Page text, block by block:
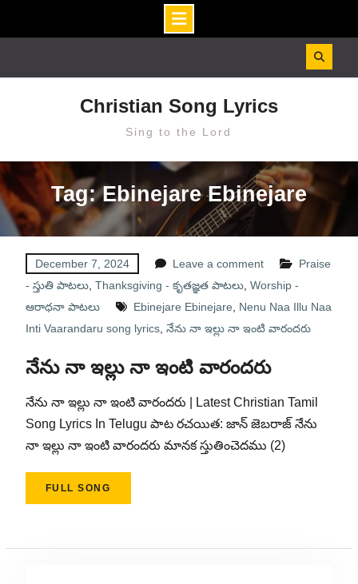
Christian Song Lyrics
Sing to the Lord
Tag: Ebinejare Ebinejare
December 7, 2024 Leave a comment
Praise
- స్తుతి పాటలు, Thanksgiving - కృతజ్ఞత పాటలు, Worship -
ఆరాధనా పాటలు
Ebinejare Ebinejare
Nenu Naa Illu Naa
Inti Vaarandaru song lyrics, నేను నా ఇల్లు నా ఇంటి వారందరు
నేను నా ఇల్లు నా ఇంటి వారందరు
నేను నా ఇల్లు నా ఇంటి వారందరు | Latest Christian Tamil
Song Lyrics In Telugu పాట రచయిత: జాన్ జెబరాజ్ నేను
నా ఇల్లు నా ఇంటి వారందరు మానక స్తుతించెదము (2)
FULL SONG